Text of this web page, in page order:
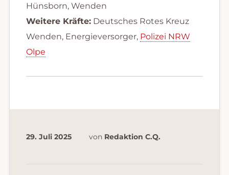
Hünsborn, Wenden
Weitere Kräfte:Deutsches Rotes Kreuz
Wenden, Energieversorger, Polizei NRW
Olpe
29. Juli 2025 von Redaktion C.Q.